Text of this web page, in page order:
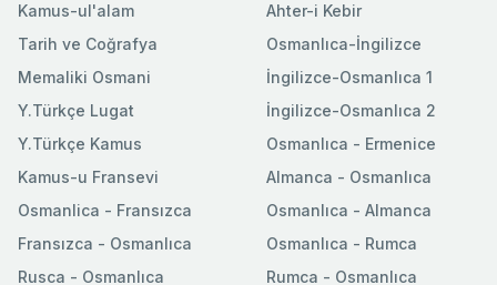
Kamus-ul'alam
Tarih ve Coğrafya
Memaliki Osmani
Y.Türkçe Lugat
Y.Türkçe Kamus
Ahter-i Kebir
Osmanlıca-İngilizce
İngilizce-Osmanlıca 1
İngilizce-Osmanlıca 2
Osmanlıca - Ermenice
Kamus-u Fransevi
Osmanlica - Fransızca
Fransızca - Osmanlıca
Rusca - Osmanlıca
Almanca - Osmanlıca
Osmanlıca - Almanca
Osmanlıca - Rumca
Rumca - Osmanlıca